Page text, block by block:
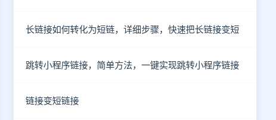
长链接如何转化为短链，详细步骤，快速把长链接变短
跳转小程序链接，简单方法，一键实现跳转小程序链接
链接变短链接